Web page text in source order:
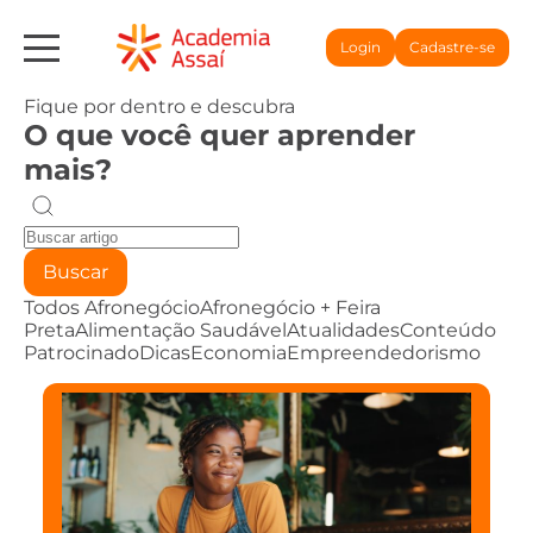
Login Cadastre-se
Fique por dentro e descubra
O que você quer aprender
mais?
Buscar
Todos AfronegócioAfronegócio + Feira
PretaAlimentação SaudávelAtualidadesConteúdo
PatrocinadoDicasEconomiaEmpreendedorismo